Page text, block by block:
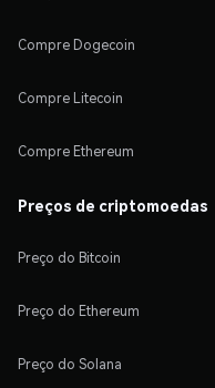
Compre Dogecoin
Compre Litecoin
Compre Ethereum
Preços de criptomoedas
Preço do Bitcoin
Preço do Ethereum
Preço do Solana